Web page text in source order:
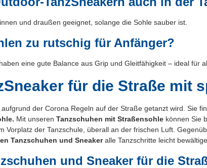
und draußen geeignet, solange die Sohle sauber ist.
zu rutschig für Anfänger?
eine gute Balance aus Grip und Gleitfähigkeit – ideal für
für die Straße mit
der Corona Regeln auf der Straße getanzt wird. Sie
Mit unseren Tanzschuhen mit Straßensohle können Sie
Vorplatz der Tanzschule, überall an der frischen Luft.
Tanzschuhen und Sneakeralle Tanzschritte leicht
und Sneaker für die